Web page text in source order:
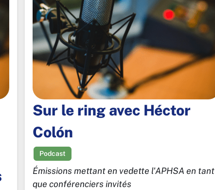
Sur le ring avec Héctor
Colón
Podcast
Émissions mettant en vedette l'APHSA en tant
que conférenciers invités